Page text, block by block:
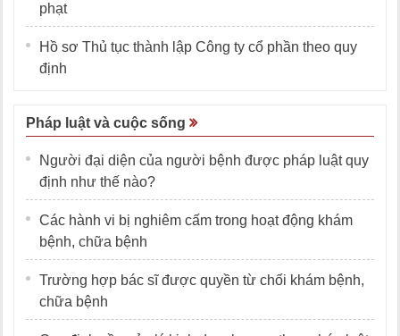
phạt
Hồ sơ Thủ tục thành lập Công ty cổ phần theo quy
định
Pháp luật và cuộc sống
Người đại diện của người bệnh được pháp luật quy
định như thế nào?
Các hành vi bị nghiêm cấm trong hoạt động khám
bệnh, chữa bệnh
Trường hợp bác sĩ được quyền từ chối khám bệnh,
chữa bệnh